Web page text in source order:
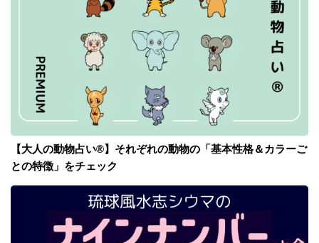
【大人の動物占い®】それぞれの動物の「基本性格＆カラーご
との特徴」をチェック